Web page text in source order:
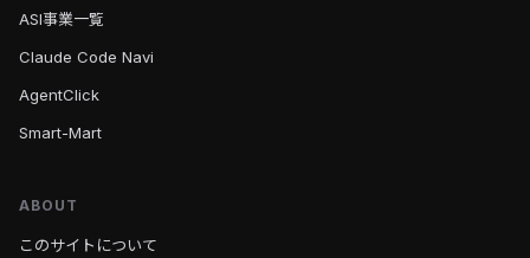
ASI事業一覧
Claude Code Navi
AgentClick
Smart-Mart
ABOUT
このサイトについて